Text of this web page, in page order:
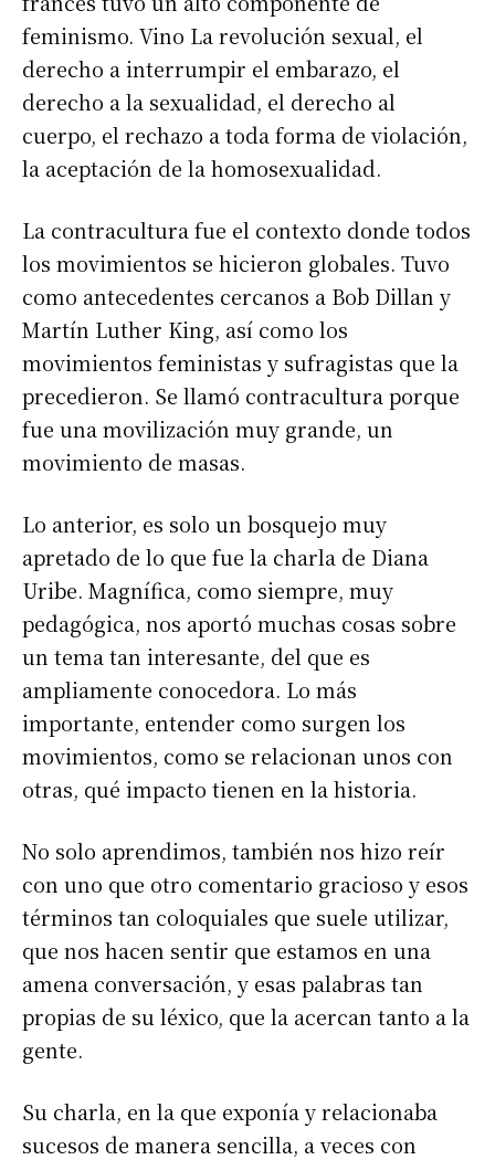
feminismo. Vino La revolución sexual, el
derecho a interrumpir el embarazo, el
derecho a la sexualidad, el derecho al
cuerpo, el rechazo a toda forma de violación,
la aceptación de la homosexualidad.
La contracultura fue el contexto donde todos
los movimientos se hicieron globales. Tuvo
como antecedentes cercanos a Bob Dillan y
Martín Luther King, así como los
movimientos feministas y sufragistas que la
precedieron. Se llamó contracultura porque
fue una movilización muy grande, un
movimiento de masas.
Lo anterior, es solo un bosquejo muy
apretado de lo que fue la charla de Diana
Uribe. Magnífica, como siempre, muy
pedagógica, nos aportó muchas cosas sobre
un tema tan interesante, del que es
ampliamente conocedora. Lo más
importante, entender como surgen los
movimientos, como se relacionan unos con
otras, qué impacto tienen en la historia.
No solo aprendimos, también nos hizo reír
con uno que otro comentario gracioso y esos
términos tan coloquiales que suele utilizar,
que nos hacen sentir que estamos en una
amena conversación, y esas palabras tan
propias de su léxico, que la acercan tanto a la
gente.
Su charla, en la que exponía y relacionaba
sucesos de manera sencilla, a veces con